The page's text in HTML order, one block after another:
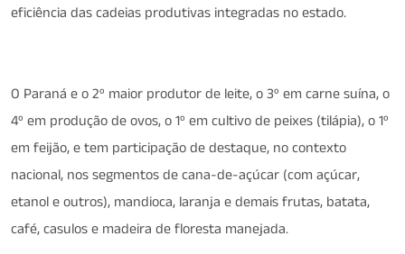
eficiência das cadeias produtivas integradas no estado.
O Paraná e o 2º maior produtor de leite, o 3º em carne suína, o
4º em produção de ovos, o 1º em cultivo de peixes (tilápia), o 1º
em feijão, e tem participação de destaque, no contexto
nacional, nos segmentos de cana-de-açúcar (com açúcar,
etanol e outros), mandioca, laranja e demais frutas, batata,
café, casulos e madeira de floresta manejada.